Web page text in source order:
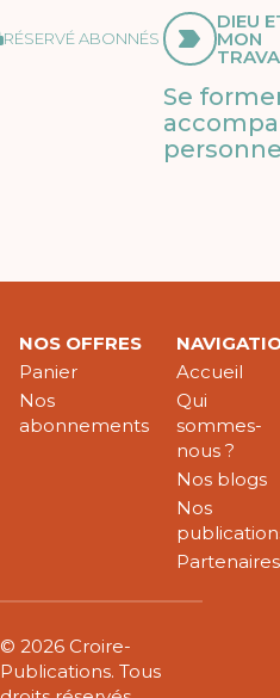
RÉSERVÉ ABONNÉS
DIEU
MON
Se
NOS OFFRES
Panier
Nos
abonnements
Accueil
Qui
sommes-
nous ?
Nos blogs
Nos
Partenaires
© 2026 Croire-
Publications. Tous